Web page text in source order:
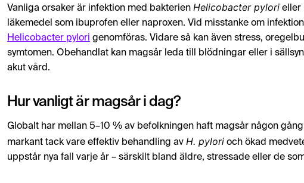
Vanliga orsaker är infektion med bakterien Helicobacter pylori eller
läkemedel som ibuprofen eller naproxen. Vid misstanke om
Helicobacter pylori genomföras. Vidare så kan även stress,
symtomen. Obehandlat kan magsår leda till blödningar eller i
akut vård.
Hur vanligt är magsår i dag?
Globalt har mellan 5–10 % av befolkningen haft magsår någon
markant tack vare effektiv behandling av H. pylori och ökad
uppstår nya fall varje år – särskilt bland äldre, stressade eller de